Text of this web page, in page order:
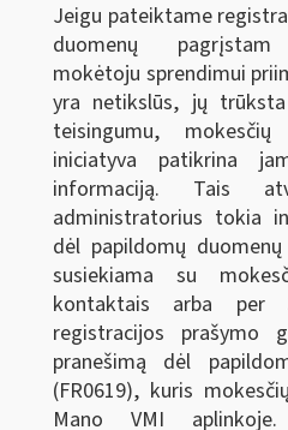
Jeigu pateiktame
duomenų
mokėtoju sprendimui
yra netikslūs, jų
teisingumu,
iniciatyva patikrina
informaciją. Tais
administratorius tokia
dėl papildomų
susiekiama su
kontaktais arba
registracijos prašymo
pranešimą dėl
(FR0619), kuris
Mano VMI